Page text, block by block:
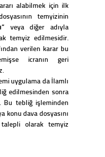
alabilmek için ilk
temyizinin
” veya diğer adıyla
temyiz edilmesidir.
verilen karar bu
icranın geri
uygulama da İlamlı
edilmesinden sonra
Bu tebliğ işleminden
konu dava dosyasını
talepli olarak temyiz